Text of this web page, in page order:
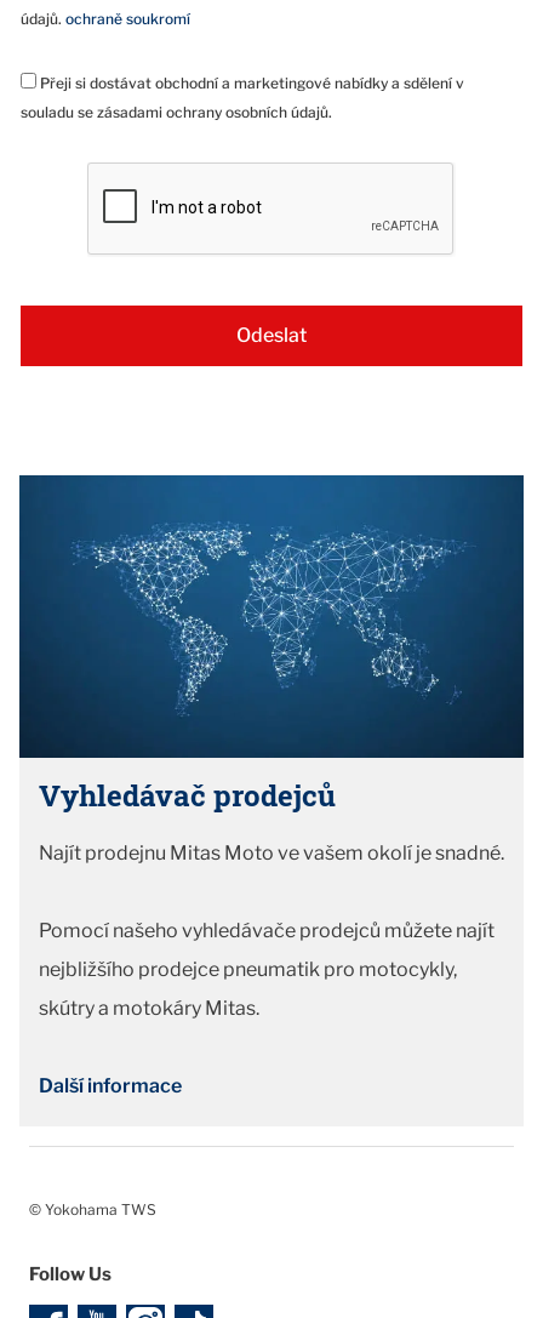
údajů. ochraně soukromí
Přeji si dostávat obchodní a marketingové nabídky a sdělení v
souladu se zásadami ochrany osobních údajů.
Vyhledávač prodejců
Najít prodejnu Mitas Moto ve vašem okolí je snadné.
Pomocí našeho vyhledávače prodejců můžete najít
nejbližšího prodejce pneumatik pro motocykly,
skútry a motokáry Mitas.
Další informace
© Yokohama TWS
Follow Us